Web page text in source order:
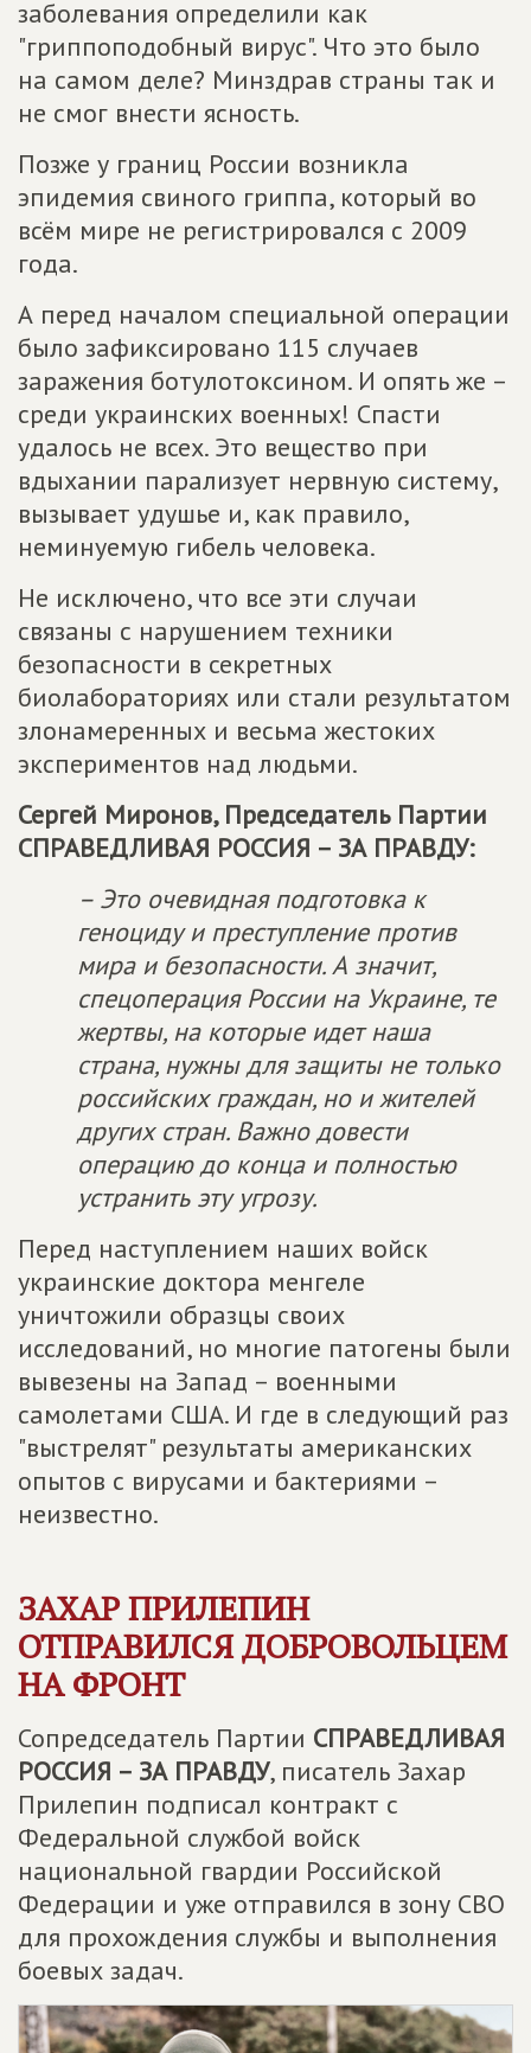
заболевания определили как
"гриппоподобный вирус". Что это было
на самом деле? Минздрав страны так и
не смог внести ясность.
Позже у границ России возникла
эпидемия свиного гриппа, который во
всём мире не регистрировался с 2009
года.
А перед началом специальной операции
было зафиксировано 115 случаев
заражения ботулотоксином. И опять же –
среди украинских военных! Спасти
удалось не всех. Это вещество при
вдыхании парализует нервную систему,
вызывает удушье и, как правило,
неминуемую гибель человека.
Не исключено, что все эти случаи
связаны с нарушением техники
безопасности в секретных
биолабораториях или стали результатом
злонамеренных и весьма жестоких
экспериментов над людьми.
Сергей Миронов, Председатель Партии
СПРАВЕДЛИВАЯ РОССИЯ – ЗА ПРАВДУ:
– Это очевидная подготовка к
геноциду и преступление против
мира и безопасности. А значит,
спецоперация России на Украине, те
жертвы, на которые идет наша
страна, нужны для защиты не только
российских граждан, но и жителей
других стран. Важно довести
операцию до конца и полностью
устранить эту угрозу.
Перед наступлением наших войск
украинские доктора менгеле
уничтожили образцы своих
исследований, но многие патогены были
вывезены на Запад – военными
самолетами США. И где в следующий раз
"выстрелят" результаты американских
опытов с виру­сами и бактериями –
неизвестно.
ЗАХАР ПРИЛЕПИН
ОТПРАВИЛСЯ ДОБРОВОЛЬЦЕМ
НА ФРОНТ
Сопредседатель Партии СПРАВЕДЛИВАЯ
РОССИЯ – ЗА ПРАВДУ, писатель Захар
Прилепин подписал контракт с
Федеральной службой войск
национальной гвардии Российской
Федерации и уже отправился в зону СВО
для прохождения службы и выполнения
боевых задач.